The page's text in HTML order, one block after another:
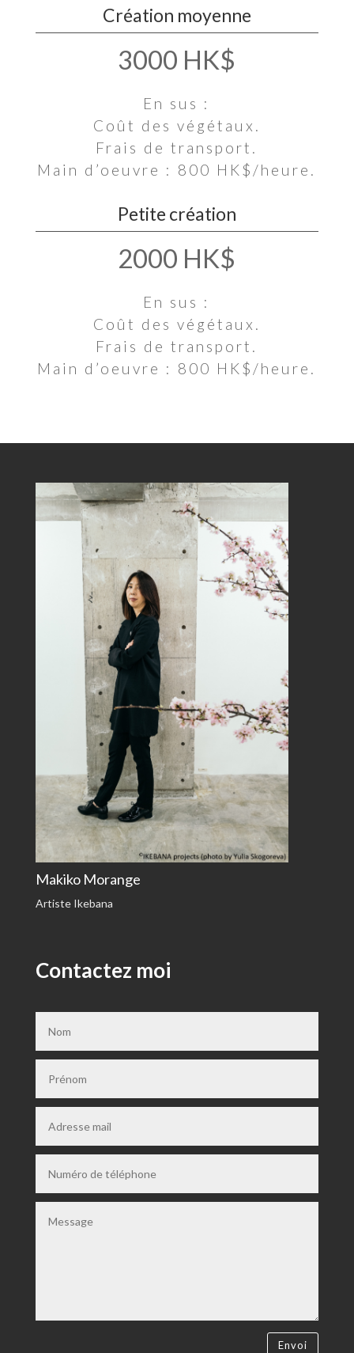
Création moyenne
3000 HK$
En sus :
Coût des végétaux.
Frais de transport.
Main d’oeuvre : 800 HK$/heure.
Petite création
2000 HK$
En sus :
Coût des végétaux.
Frais de transport.
Main d’oeuvre : 800 HK$/heure.
Makiko Morange
Artiste Ikebana
Contactez moi
Envoi